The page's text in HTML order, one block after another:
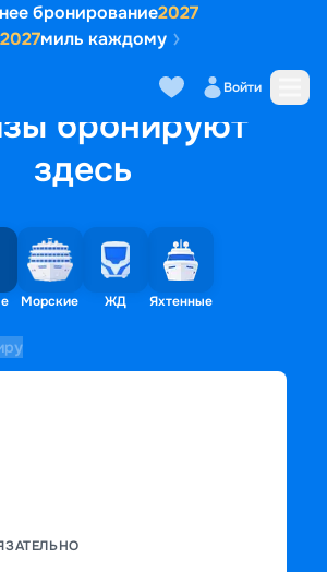
бронирование2027
2027миль каждому
Войти
бронируют
здесь
Морские ЖД Яхтенные